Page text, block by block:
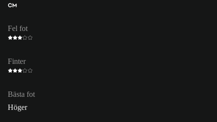
CM
Fel fot
Finter
Bästa fot
Höger